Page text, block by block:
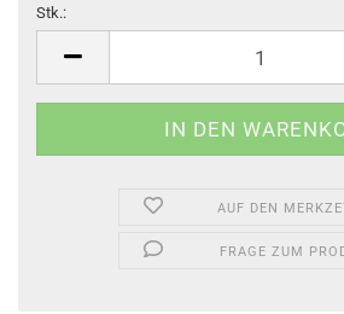
Stk.:
AUF DEN
FRAGE ZUM